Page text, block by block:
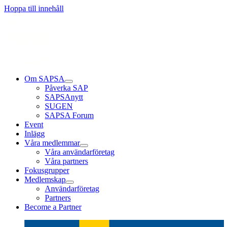
Hoppa till innehåll
Om SAPSA
Påverka SAP
SAPSAnytt
SUGEN
SAPSA Forum
Event
Inlägg
Våra medlemmar
Våra användarföretag
Våra partners
Fokusgrupper
Medlemskap
Användarföretag
Partners
Become a Partner